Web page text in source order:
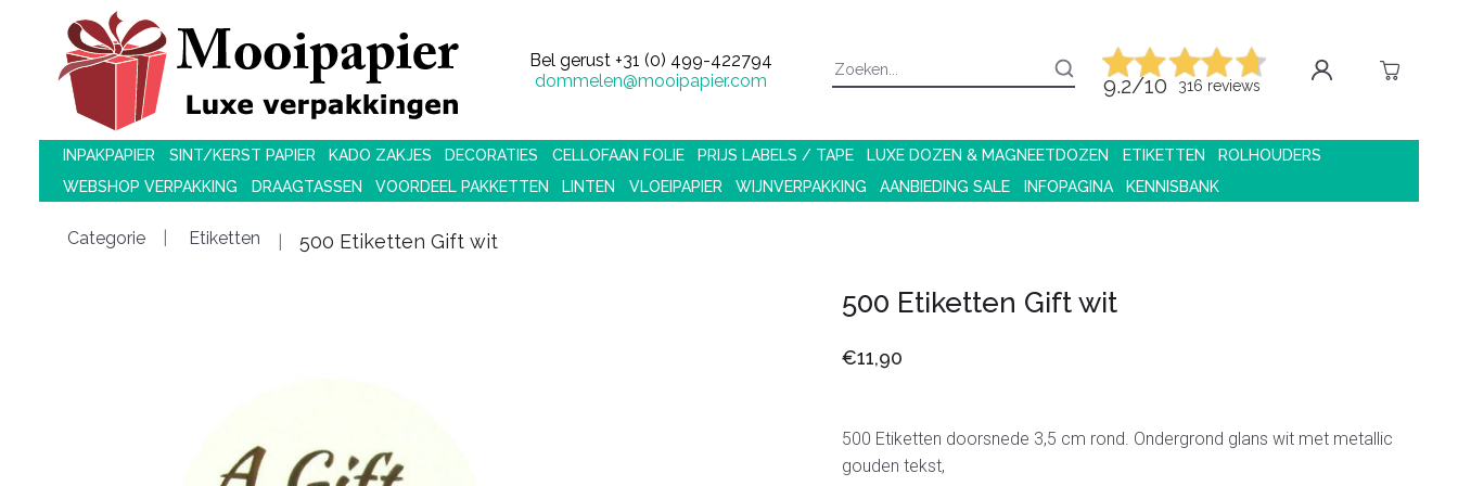
Bel gerust +31 (0) 499-422794
dommelen@mooipapier.com
9.2/10 316 reviews
INPAKPAPIER SINT/KERST PAPIER KADO ZAKJES DECORATIES CELLOFAAN FOLIE PRIJS LABELS / TAPE LUXE DOZEN & MAGNEETDOZEN ETIKETTEN
ROLHOUDERS
WEBSHOP VERPAKKING
DRAAGTASSEN VOORDEEL PAKKETTEN LINTEN VLOEIPAPIER WIJNVERPAKKING AANBIEDING SALE INFOPAGINA KENNISBANK
Categorie Etiketten 500 Etiketten Gift wit
500 Etiketten Gift wit
€11,90
500 Etiketten doorsnede 3,5 cm rond. Ondergrond glans wit met metallic
gouden tekst,